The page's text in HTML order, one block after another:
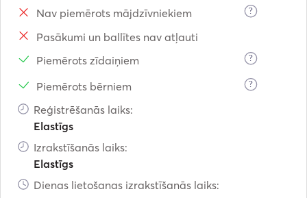
Nav piemērots mājdzīvniekiem
?
Pasākumi un ballītes nav atļauti
Piemērots zīdaiņiem
?
Piemērots bērniem ?
Reģistrēšanās laiks:
Elastīgs
Izrakstīšanās laiks:
Elastīgs
Dienas lietošanas izrakstīšanās laiks: